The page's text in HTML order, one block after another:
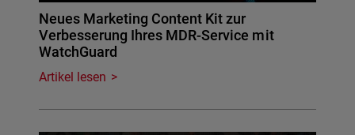
Neues Marketing Content Kit zur
Verbesserung Ihres MDR-Service mit
WatchGuard
Artikel lesen